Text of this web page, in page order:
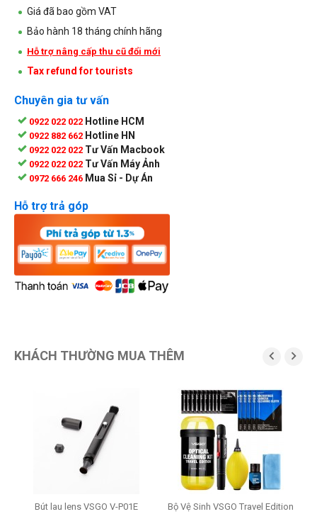
Giá đã bao gồm VAT
Bảo hành 18 tháng chính hãng
Hỗ trợ nâng cấp thu cũ đổi mới
Tax refund for tourists
Chuyên gia tư vấn
0922 022 022 Hotline HCM
0922 882 662 Hotline HN
0922 022 022 Tư Vấn Macbook
0922 022 022 Tư Vấn Máy Ảnh
0972 666 246 Mua Sỉ - Dự Án
Hỗ trợ trả góp
KHÁCH THƯỜNG MUA THÊM  
Bút lau lens VSGO V-P01E Bộ Vệ Sinh VSGO Travel Edition